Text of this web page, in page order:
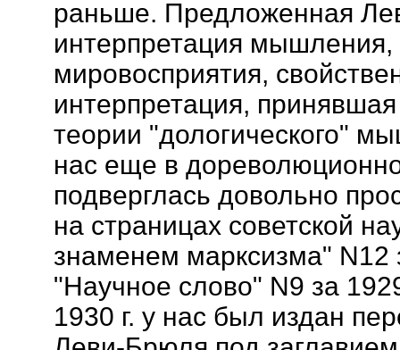
раньше. Предложенная
интерпретация мышления,
мировосприятия,
интерпретация,
теории "дологического"
нас еще в
подверглась довольно
на страницах советской
знаменем марксизма" N12
"Научное слово" N9 за
1930 г. у нас был издан